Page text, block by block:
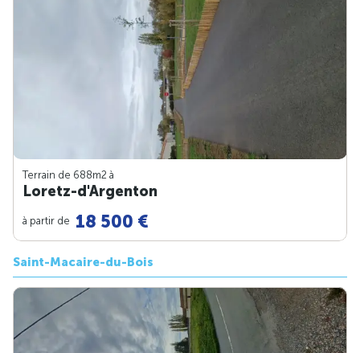
Terrain de 688m2 à
Loretz-d'Argenton
à partir de 18 500 €
Saint-Macaire-du-Bois